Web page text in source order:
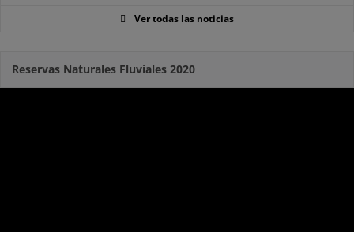
Ver todas las noticias
Reservas Naturales Fluviales 2020